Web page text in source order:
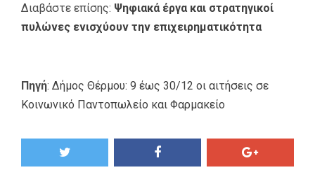
Διαβάστε επίσης: Ψηφιακά έργα και στρατηγικοί
πυλώνες ενισχύουν την επιχειρηματικότητα
Πηγή: Δήμος Θέρμου: 9 έως 30/12 οι αιτήσεις σε
Κοινωνικό Παντοπωλείο και Φαρμακείο